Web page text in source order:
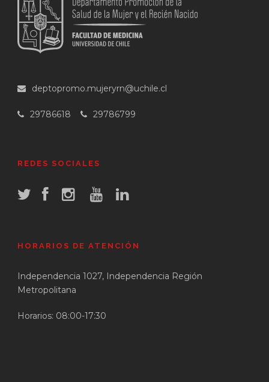
deptopromo.mujeryrn@uchile.cl
29786618 29786799
REDES SOCIALES
HORARIOS DE ATENCIÓN
Independencia 1027, Independencia Región
Metropolitana
Horarios: 08:00-17:30